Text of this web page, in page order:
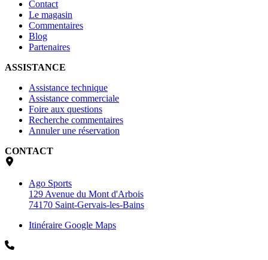
Contact
Le magasin
Commentaires
Blog
Partenaires
ASSISTANCE
Assistance technique
Assistance commerciale
Foire aux questions
Recherche commentaires
Annuler une réservation
CONTACT
Ago Sports
129 Avenue du Mont d'Arbois
74170 Saint-Gervais-les-Bains
Itinéraire Google Maps